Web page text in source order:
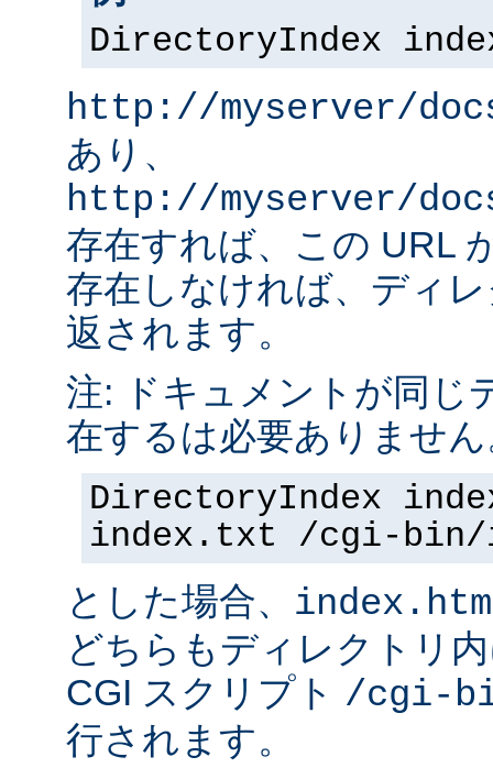
DirectoryIndex
http://myserver/
あり、
http://myserver/
存在すれば、この URL
存在しなければ、ディ
返されます。
注: ドキュメントが同じ
在するは必要ありませ
DirectoryIndex
index.txt /cgi-bin/
とした場合、
どちらもディレクトリ
CGI スクリプト /cgi-
行されます。